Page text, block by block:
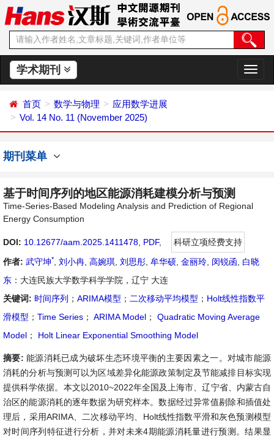
学术期刊
切
换
首页 数学与物理
应用数学进展
Vol. 14 No. 11 (November 2025)
期刊菜单
基于时间序列的地区能源消耗建模分析与预测
Time-Series-Based Modeling Analysis and Prediction of Regional
Energy Consumption
DOI: 10.12677/aam.2025.1411478 PDF,
科研立项经费支持
作者: 武守坤* 刘小冉 高婉琪 刘思彤 牟华硕 金丽玲 闵锐函
白晓
东 ：大连民族大学数学科学学院，辽宁 大连
关键词: 时间序列 ； ARIMA模型 ； 二次移动平均模型 ； Holt线性指数平
滑模型 ； Time Series ； ARIMA Model ；
Quadratic Moving Average
Model ； Holt Linear Exponential Smoothing Model
摘要: 能源消耗已成为破坏生态环境平衡的主要因素之一。对城市能源
消耗的分析与预测可以为区域差异化能源政策制定及节能减排目标实现
提供科学依据。本文以2010~2022年全国及上海市、辽宁省、内蒙古自
治区的能源消耗的逐年数据为研究样本。数据经过异常值剔除和插值处
理后，采用ARIMA、二次移动平均、Holt线性指数平滑和灰色预测模型
对时间序列特征进行分析，并对未来4期能源消耗量进行预测。结果显